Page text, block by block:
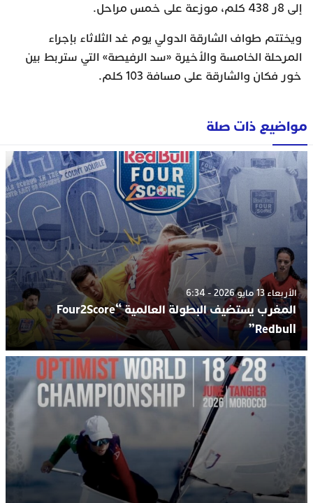
إلى 8ر 438 كلم، موزعة على خمس مراحل.
ويختتم طواف الشارقة الدولي يوم غد الثلاثاء بإجراء
المرحلة الخامسة والأخيرة «سد الرفيصة» التي ستربط بين
خور فكان والشارقة على مسافة 103 كلم.
مواضيع ذات صلة
الأربعاء 13 مايو 2026 - 6:34
المغرب يستضيف البطولة العالمية “Four2Score
Redbull”